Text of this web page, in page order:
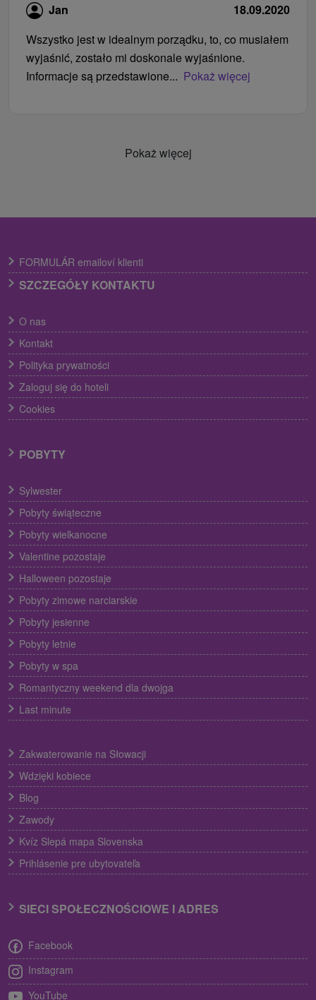
Jan
18.09.2020
Wszystko jest w idealnym porządku, to, co musiałem
wyjaśnić, zostało mi doskonale wyjaśnione.
Informacje są przedstawione... Pokaż więcej
Pokaż więcej
FORMULÁR emailoví klienti
SZCZEGÓŁY KONTAKTU
O nas
Kontakt
Polityka prywatności
Zaloguj się do hoteli
Cookies
POBYTY
Sylwester
Pobyty świąteczne
Pobyty wielkanocne
Valentine pozostaje
Halloween pozostaje
Pobyty zimowe narciarskie
Pobyty jesienne
Pobyty letnie
Pobyty w spa
Romantyczny weekend dla dwojga
Last minute
Zakwaterowanie na Słowacji
Wdzięki kobiece
Blog
Zawody
Kvíz Slepá mapa Slovenska
Prihlásenie pre ubytovateľa
SIECI SPOŁECZNOŚCIOWE I ADRES
Facebook
Instagram
YouTube